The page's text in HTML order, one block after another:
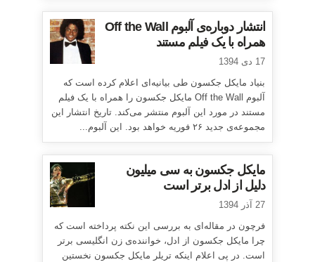
انتشار دوباره‌ی آلبوم Off the Wall
همراه با یک فیلم مستند
17 دی 1394
بنیاد مایکل جکسون طی بیانیه‌ای اعلام کرده است که
آلبوم Off the Wall مایکل جکسون را همراه با یک فیلم
مستند در مورد این آلبوم منتشر می‌کند. تاریخ انتشار این
مجموعه‌ی جدید ۲۶ فوریه خواهد بود. این آلبوم...
مایکل جکسون به سی میلیون
دلیل از ادل برتر است
27 آذر 1394
فرچون در مقاله‌ای به بررسی این نکته پرداخته است که
چرا مایکل جکسون از ادل، خواننده‌ی زن انگلیسی برتر
است. در پی اعلام اینکه تریلر مایکل جکسون نخستین